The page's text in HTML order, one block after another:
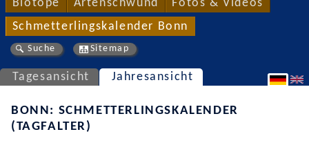
Biotope Artenschwund Fotos & Videos
Schmetterlingskalender Bonn
Suche Sitemap
Tagesansicht Jahresansicht
BONN: SCHMETTERLINGSKALENDER
(TAGFALTER)